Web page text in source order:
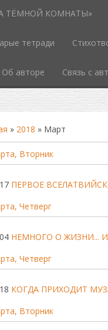
ТЁМНОЙ КОМНАТЫ»
тетради
Об авторе Связь с
» 2018 » Март
Вторник
ПЕРВОЕ
Четверг
НЕМНОГО О ЖИЗНИ...
Четверг
КОГДА ПРИХОДИТ
Вторник